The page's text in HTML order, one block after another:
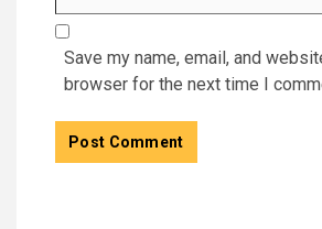
Save my name, email, and
browser for the next time I